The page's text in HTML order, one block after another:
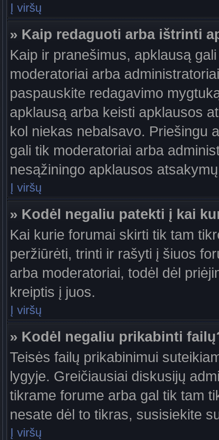
Į viršų
» Kaip redaguoti arba ištrinti
Kaip ir pranešimus, apklausą
moderatoriai arba
paspauskite redagavimo
apklausą arba keisti apklausos
kol niekas nebalsavo. Priešingu
gali tik moderatoriai arba
nesąžiningo apklausos
Į viršų
» Kodėl negaliu patekti į kai
Kai kurie forumai skirti tik tam
peržiūrėti, trinti ir rašyti į šiuos
arba moderatoriai, todėl dėl
kreiptis į juos.
Į viršų
» Kodėl negaliu prikabinti
Teisės failų prikabinimui
lygyje. Greičiausiai diskusijų
tikrame forume arba gal tik tam
nesate dėl to tikras, susisiekite
Į viršų